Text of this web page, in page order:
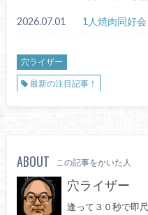
2026.07.01 1人焼肉同好会
穴ライザー
最新の注目記事！
ABOUT この記事をかいた人
穴ライザー
逢って３０秒で即尺